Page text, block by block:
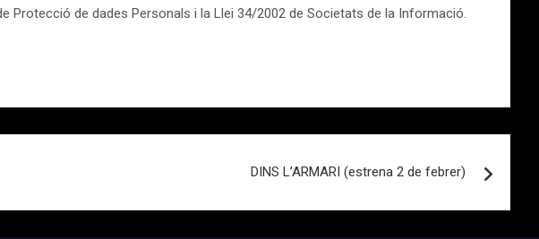
Protecció de dades Personals i la Llei 34/2002 de Societats de la Informació.
DINS L’ARMARI (estrena 2 de febrer)